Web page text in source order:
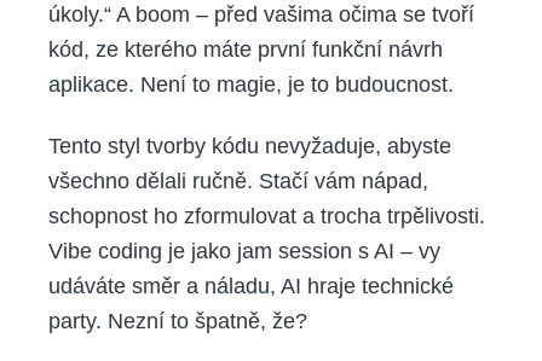
úkoly.“ A boom – před vašima očima se tvoří
kód, ze kterého máte první funkční návrh
aplikace. Není to magie, je to budoucnost.
Tento styl tvorby kódu nevyžaduje, abyste
všechno dělali ručně. Stačí vám nápad,
schopnost ho zformulovat a trocha trpělivosti.
Vibe coding je jako jam session s AI – vy
udáváte směr a náladu, AI hraje technické
party. Nezní to špatně, že?